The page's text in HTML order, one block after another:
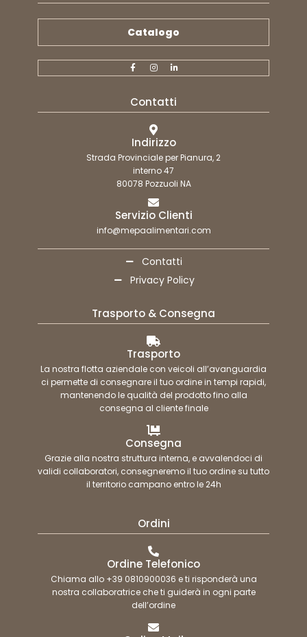
Catalogo
Contatti
Indirizzo
Strada Provinciale per Pianura, 2
interno 47
80078 Pozzuoli NA
Servizio Clienti
info@mepaalimentari.com
Contatti
Privacy Policy
Trasporto & Consegna
Trasporto
La nostra flotta aziendale con veicoli all’avanguardia
ci permette di consegnare il tuo ordine in tempi rapidi,
mantenendo le qualità del prodotto fino alla
consegna al cliente finale
Consegna
Grazie alla nostra struttura interna, e avvalendoci di
validi collaboratori, consegneremo il tuo ordine su tutto
il territorio campano entro le 24h
Ordini
Ordine Telefonico
Chiama allo +39 0810900036 e ti risponderà una
nostra collaboratrice che ti guiderà in ogni parte
dell’ordine